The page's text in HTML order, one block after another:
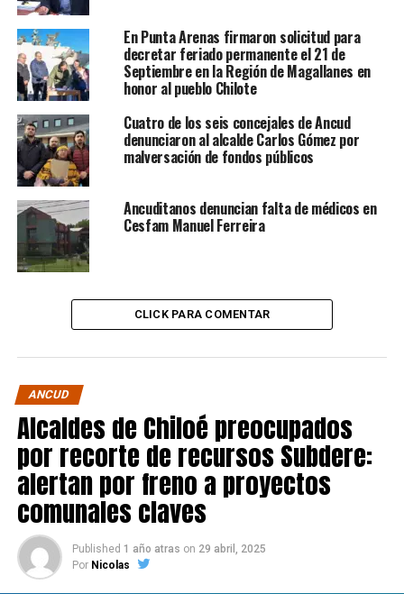
En Punta Arenas firmaron solicitud para
decretar feriado permanente el 21 de
Septiembre en la Región de Magallanes en
honor al pueblo Chilote
Cuatro de los seis concejales de Ancud
denunciaron al alcalde Carlos Gómez por
malversación de fondos públicos
Ancuditanos denuncian falta de médicos en
Cesfam Manuel Ferreira
CLICK PARA COMENTAR
ANCUD
Alcaldes de Chiloé preocupados
por recorte de recursos Subdere:
alertan por freno a proyectos
comunales claves
Published 1 año atras on 29 abril, 2025
Por Nicolas